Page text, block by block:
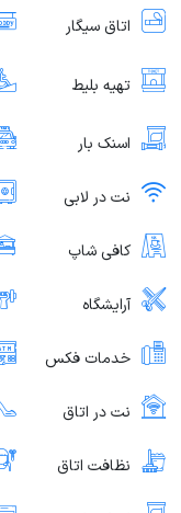
اتاق سیگار
تهیه بلیط
اسنک بار
نت در لابی
کافی شاپ
آرایشگاه
خدمات فکس
نت در اتاق
نظافت اتاق